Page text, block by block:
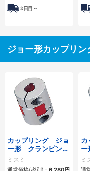
3日目～
ジョー形カップリ
カップリング ジョ
ー形 クランピング
タイプ
ミスミ
通常価格(税別)： 6,280円
カ
ー
ュ
ミ
通